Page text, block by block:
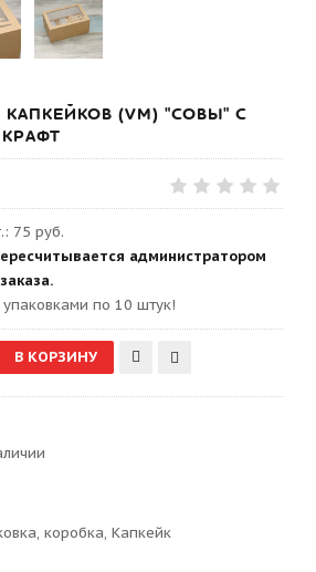
(VM) "СОВЫ" С
75 руб.
администратором
по 10 штук!
, коробка, Капкейк